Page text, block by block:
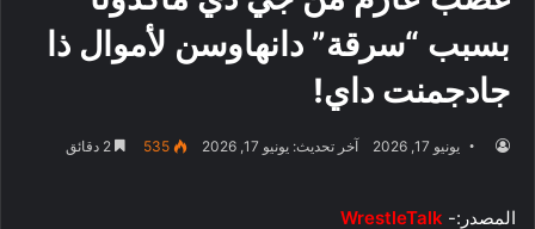
بسبب “سرقة” دانهاوسن لأموال ذا
جادجمنت داي!
يونيو 17, 2026 آخر تحديث: يونيو 17, 2026 535
المصدر:- WrestleTalk